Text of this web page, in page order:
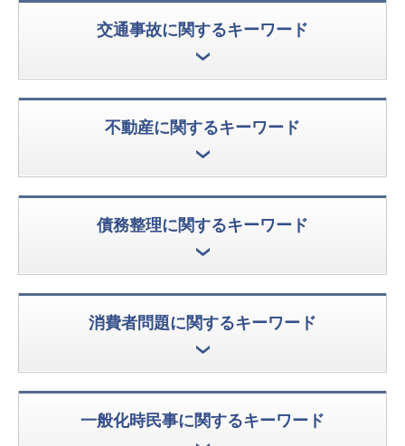
交通事故に関するキーワード
不動産に関するキーワード
債務整理に関するキーワード
消費者問題に関するキーワード
一般化時民事に関するキーワード